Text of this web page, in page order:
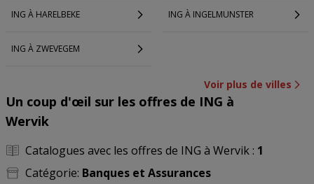
ING À HARELBEKE ING À INGELMUNSTER
ING À ZWEVEGEM
Voir plus de villes
Un coup d'œil sur les offres de ING à
Wervik
Catalogues avec les offres de ING à Wervik : 1
Catégorie: Banques et Assurances